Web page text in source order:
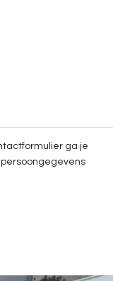
ga je